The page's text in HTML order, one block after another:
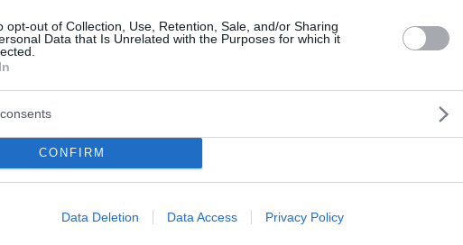
opt-out of Collection, Use, Retention, Sale, and/or Sharing
Data that Is Unrelated with the Purposes for which it
CONFIRM
Data Deletion Data Access Privacy Policy